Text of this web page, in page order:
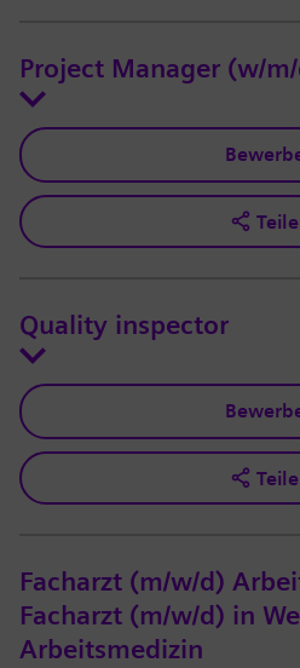
Project Manager (w/
Quality inspector
Facharzt (m/w/d)
Facharzt (m/w/d) in
Arbeitsmedizin